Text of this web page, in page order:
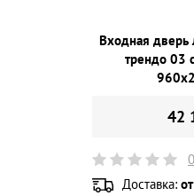
Входная дверь
трендо 03
42
0
Доставка: